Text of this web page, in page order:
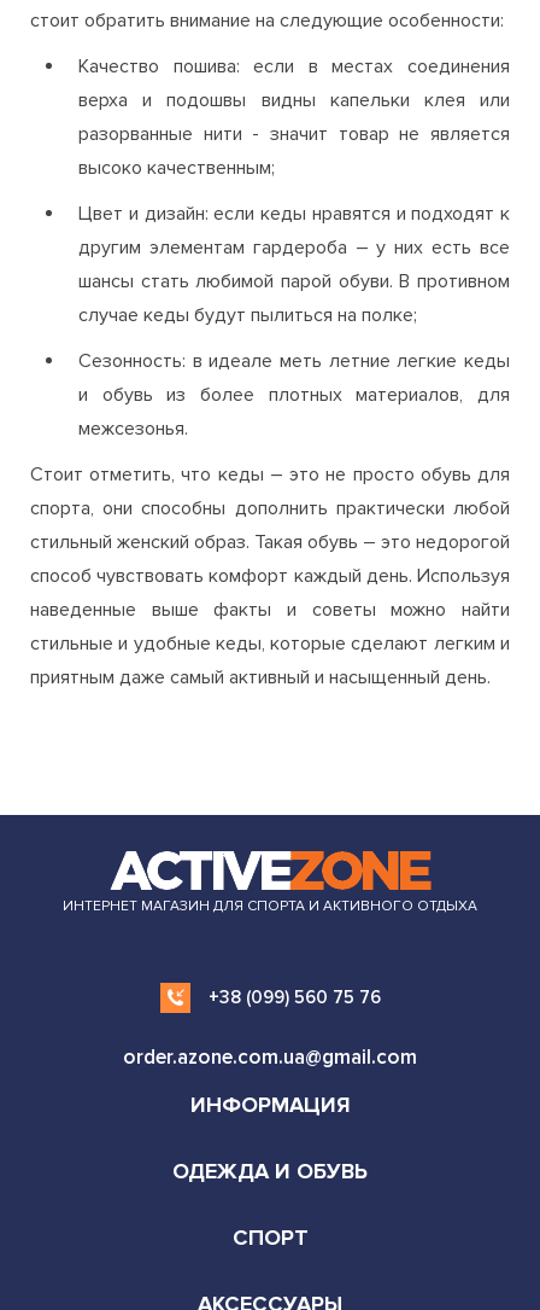
стоит обратить внимание на следующие особенности:
Качество пошива: если в местах соединения
верха и подошвы видны капельки клея или
разорванные нити - значит товар не является
высоко качественным;
Цвет и дизайн: если кеды нравятся и подходят к
другим элементам гардероба – у них есть все
шансы стать любимой парой обуви. В противном
случае кеды будут пылиться на полке;
Сезонность: в идеале меть летние легкие кеды
и обувь из более плотных материалов, для
межсезонья.
Стоит отметить, что кеды – это не просто обувь для
спорта, они способны дополнить практически любой
стильный женский образ. Такая обувь – это недорогой
способ чувствовать комфорт каждый день. Используя
наведенные выше факты и советы можно найти
стильные и удобные кеды, которые сделают легким и
приятным даже самый активный и насыщенный день.
ИНТЕРНЕТ МАГАЗИН ДЛЯ СПОРТА И АКТИВНОГО ОТДЫХА
+38 (099) 560 75 76
order.azone.com.ua@gmail.com
ИНФОРМАЦИЯ
ОДЕЖДА И ОБУВЬ
СПОРТ
АКСЕССУАРЫ